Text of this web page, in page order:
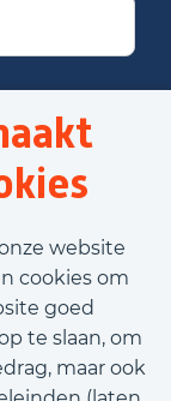
website
cookies om
goed
te slaan, om
maar ook